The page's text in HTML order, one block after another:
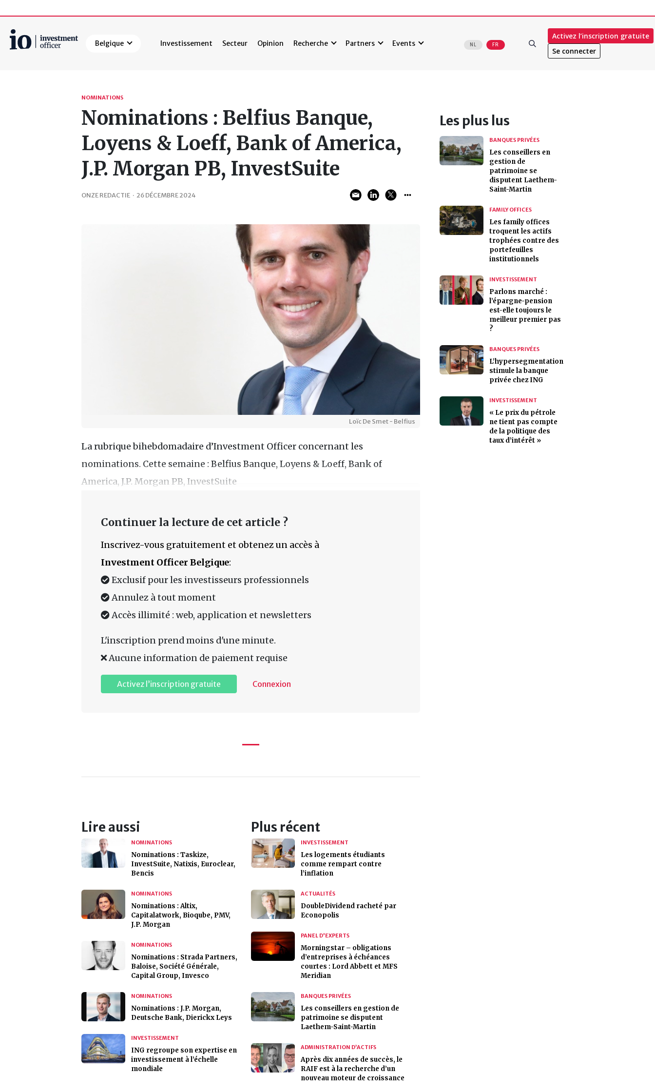
Belgique Investissement Secteur Opinion Recherche Partners Events NL FR
Activez l’inscription gratuite
Se connecter
NOMINATIONS
Nominations : Belfius Banque,
Loyens & Loeff, Bank of America,
J.P. Morgan PB, InvestSuite
ONZE REDACTIE · 26 DÉCEMBRE 2024
Loïc De Smet - Belfius
La rubrique bihebdomadaire d’Investment Officer concernant les
nominations. Cette semaine : Belfius Banque, Loyens & Loeff, Bank of
America, J.P. Morgan PB, InvestSuite
Continuer la lecture de cet article ?
Inscrivez-vous gratuitement et obtenez un accès à
Investment Officer Belgique:
Exclusif pour les investisseurs professionnels
Annulez à tout moment
Accès illimité : web, application et newsletters
L'inscription prend moins d'une minute.
Aucune information de paiement requise
Activez l’inscription gratuite Connexion
Lire aussi
NOMINATIONS
Nominations : Taskize,
InvestSuite, Natixis, Euroclear,
Bencis
NOMINATIONS
Nominations : Altix,
Capitalatwork, Bioqube, PMV,
J.P. Morgan
NOMINATIONS
Nominations : Strada Partners,
Baloise, Société Générale,
Capital Group, Invesco
NOMINATIONS
Nominations : J.P. Morgan,
Deutsche Bank, Dierickx Leys
INVESTISSEMENT
ING regroupe son expertise en
investissement à l’échelle
mondiale
Plus récent
INVESTISSEMENT
Les logements étudiants
comme rempart contre
l’inflation
ACTUALITÉS
DoubleDividend racheté par
Econopolis
PANEL D'EXPERTS
Morningstar – obligations
d’entreprises à échéances
courtes : Lord Abbett et MFS
Meridian
BANQUES PRIVÉES
Les conseillers en gestion de
patrimoine se disputent
Laethem-Saint-Martin
ADMINISTRATION D’ACTIFS
Après dix années de succès, le
RAIF est à la recherche d’un
nouveau moteur de croissance
Les plus lus
BANQUES PRIVÉES
Les conseillers en
gestion de
patrimoine se
disputent Laethem-
Saint-Martin
FAMILY OFFICES
Les family offices
troquent les actifs
trophées contre des
portefeuilles
institutionnels
INVESTISSEMENT
Parlons marché :
l’épargne-pension
est-elle toujours le
meilleur premier pas
?
BANQUES PRIVÉES
L’hypersegmentation
stimule la banque
privée chez ING
INVESTISSEMENT
« Le prix du pétrole
ne tient pas compte
de la politique des
taux d’intérêt »